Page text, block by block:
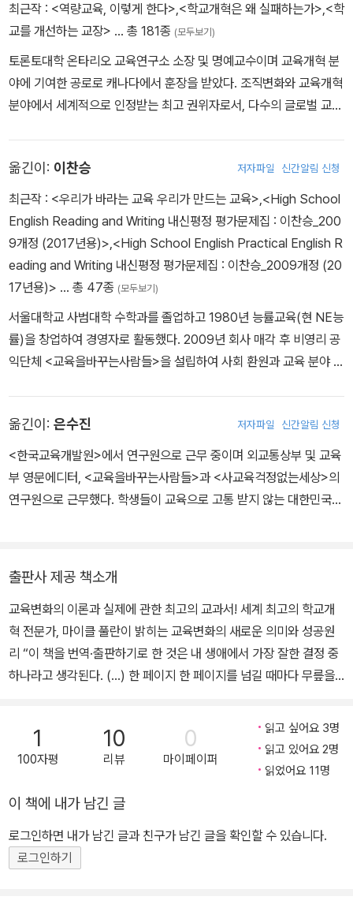
최근작 : <역량교육, 이렇게 한다>,<학교개혁은 왜 실패하는가>,<학
교를 개선하는 교장> … 총 181종 (모두보기)
토론토대학 온타리오 교육연구소 소장 및 명예교수이며 교육개혁 분
야에 기여한 공로로 캐나다에서 훈장을 받았다. 조직변화와 교육개혁
분야에서 세계적으로 인정받는 최고 권위자로서, 다수의 글로벌 교육
04년에는 온타리오 교육부 수상 및 장관의 특별고문으로 임명되었
다. 현재 세계 여러 나라에서 교육부처와 관계기관의 시스템 전반에
걸친 개선을 위한 정책 제안 및 전략개발 자문과 평가를 수행하고 있
다. ┃저서 및 공저┃ 『체인지 리더십(Leading in a Culture of Ch
ange)』『학교를 개선하는 교사(What’s Worth Fighting For in Yo
ur School?)』『학교를 개선하는 교장(What’s Worth Fighting Fo
가(What’s Worth Fighting For Out There?)』『변화의 힘(Chan
ge Forces)』시리즈,『학교 리더십의 윤리적 책무(The Moral Impe
rative of School Leadership)』등이 있다. 최근 저서로는『성층권
의제: 기술·교수법·변화지식의 통합(Stratosphere: Integrating T
echnology, Pedagogy, and Change Knowledge)』『교직과 교
rawemeyer상 수상),『시스템 전반의 핵심적 리더십 역량(Leaders
hip: Key Competencies for Whole-System Change)』『변화의
자유(Freedom to Change)』『논리적 일관성 (Coherence: The
옮긴이: 이찬승 저자파일 신간알림 신청
최근작 : <우리가 바라는 교육 우리가 만드는 교육>,<High School
English Reading and Writing 내신평정 평가문제집 : 이찬승_200
9개정 (2017년용)>,<High School English Practical English R
eading and Writing 내신평정 평가문제집 : 이찬승_2009개정 (20
17년용)> … 총 47종 (모두보기)
서울대학교 사범대학 수학과를 졸업하고 1980년 능률교육(현 NE능
률)을 창업하여 경영자로 활동했다. 2009년 회사 매각 후 비영리 공
익단체 <교육을바꾸는사람들>을 설립하여 사회 환원과 교육 분야 공
길」 온라인 저널을 월 2회 발행하며, 학습과학(Science of Learnin
g in Education) 확산에 힘쓰고 있다. 이 외에도 교육 개혁과 수업
혁신에 관한 다수의 저서와 번역서를 통해 한국 교육 현장의 변화를
위해 노력하고 있다. - 주요 저서 『우리가 바라는 교육, 우리가 만드는
공역) 『학교개혁은 왜 실패하는가』(2017, 공역) 『학교교육 제4의
길』(2015, 공역)
옮긴이: 은수진 저자파일 신간알림 신청
<한국교육개발원>에서 연구원으로 근무 중이며 외교통상부 및 교육
부 영문에디터, <교육을바꾸는사람들>과 <사교육걱정없는세상>의
연구원으로 근무했다. 학생들이 교육으로 고통 받지 않는 대한민국을
출판사 제공 책소개
교육변화의 이론과 실제에 관한 최고의 교과서! 세계 최고의 학교개
혁 전문가, 마이클 풀란이 밝히는 교육변화의 새로운 의미와 성공원
리 “이 책을 번역·출판하기로 한 것은 내 생애에서 가장 잘한 결정 중
하나라고 생각된다. (...) 한 페이지 한 페이지를 넘길 때마다 무릎을
주요 구절처럼 밑줄을 쳐가며 읽어야 할 책이라 생각되었다. 특히, 한
국 교육계에 주는 교훈과 시사점은 말로 표현할 수 없을 만큼 크다. 이
책의 1부만 읽어봐도 한국의 교육개혁이 왜 번번이 실패하거나 지지
서 · 학교의 변화는 왜 그리도 어렵고, 어째서 대부분의 학교개혁이 실
패하는 것일까? · 변화에 대해 교사의 공감을 어떻게 이끌어낼 수 있
으며, 동기부여를 가능하게 할 수 있을까? · 철저히 개인주의적인 학
교문화를 어떻게 협력적인 문화로 바꿀 수 있을까? · 피상적인 전문
1
100자평
10
리뷰
0
마이페이퍼
읽고 싶어요 3명
읽고 있어요 2명
읽었어요 11명
이 책에 내가 남긴 글
로그인하면 내가 남긴 글과 친구가 남긴 글을 확인할 수 있습니다.
로그인하기